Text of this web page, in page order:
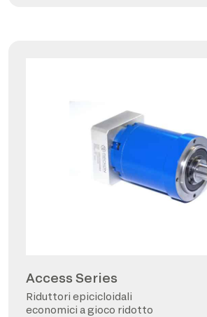
Access Series
Riduttori epicicloidali
economici a gioco ridotto